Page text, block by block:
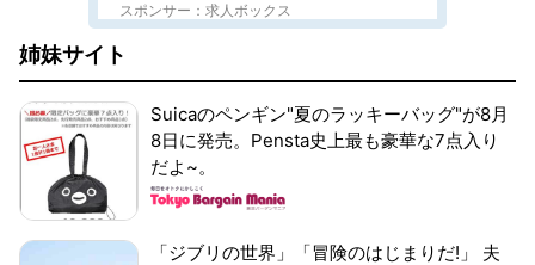
スポンサー：求人ボックス
姉妹サイト
Suicaのペンギン"夏のラッキーバッグ"が8月
8日に発売。Pensta史上最も豪華な7点入り
だよ~。
「ジブリの世界」「冒険のはじまりだ!」 夫